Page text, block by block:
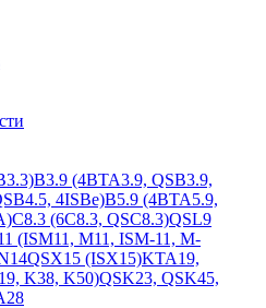
B3.9 (4BTA3.9, QSB3.9,
4ISBe)B5.9 (4BTA5.9,
C8.3 (6C8.3, QSC8.3)QSL9
(ISM11, M11, ISM-11, M-
QSX15 (ISX15)KTA19,
K38, K50)QSK23, QSK45,